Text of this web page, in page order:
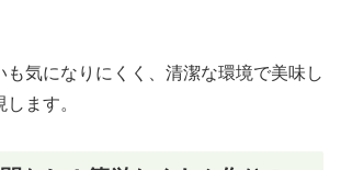
も気になりにくく、清潔な環境で美味し
ます。